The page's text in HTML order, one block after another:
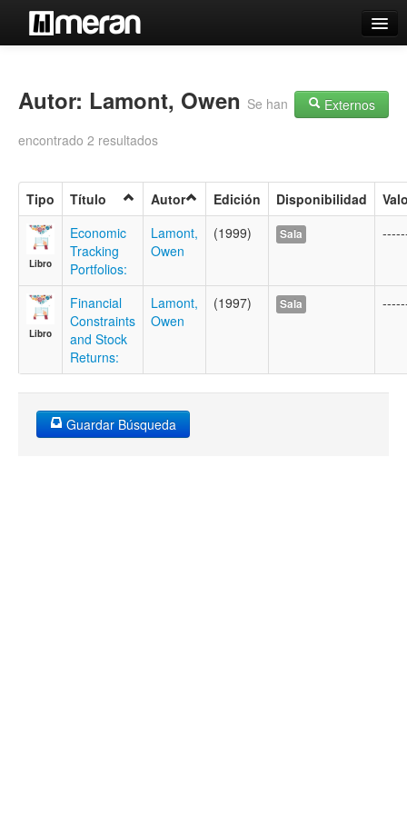
Búsqueda Avanzada
Contacto
Iniciar sesión
Externos
Autor: Lamont, Owen Se han
encontrado 2 resultados
Tipo Título Autor Edición Disponibilidad
Libro
Economic
Tracking
Portfolios:
Lamont,
Owen
(1999) Sala
Libro
Financial
Constraints
and Stock
Returns:
Lamont,
Owen
(1997) Sala
Guardar Búsqueda